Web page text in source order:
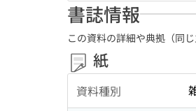
書誌情報
この資料の詳細や典拠（同
紙
資料種別